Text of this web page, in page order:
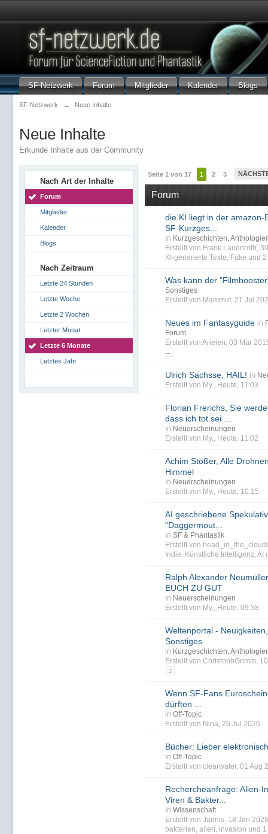
SF-Netzwerk Forum Mitglieder Kalender Blogs
SF-Netzwerk → Neue Inhalte
Neue Inhalte
Erkunde Inhalte aus der Community
Nach Art der Inhalte
Forum
Mitglieder
Kalender
Blogs
Nach Zeitraum
Letzte 24 Stunden
Letzte Woche
Letzte 2 Wochen
Letzter Monat
Letzte 6 Monate
Letztes Jahr
Seite 1 von 17 1 2 3
Forum
die KI liegt in der amazon-
SF-Kurzges...
in Kurzgeschichten,
Erstellt von Frank Lauenroth,
KI-generierte Texte, Fake und
Was kann der
Sonstiges
Erstellt von Mammut, 21 Jul
Neues im Fantasyguide in
Forum
Erstellt von Arielen, 03 Mär
→
Ulrich Sachsse, HAIL! in
Erstellt von My., Heute, 11:03
Florian Frerichs, Sie
dass ich tot sei …
in Neuerscheinungen
Erstellt von My., Heute, 11:02
Achim Stößer, Alle
Himmel
in Neuerscheinungen
Erstellt von My., Heute, 10:15
AI geschriebene
"Daggermout...
in SF & Phantastik
Erstellt von
Indie, Künstliche Intelligenz, AI
Ralph Alexander
EUCH ZU GUT
in Neuerscheinungen
Erstellt von My., Heute, 09:38
Weltenportal -
Sonstiges
in Kurzgeschichten,
Erstellt von ChristophGrimm,
2
Wenn SF-Fans
dürften ...
in Off-Topic
Erstellt von Nina, 26 Jul 2026
Bücher: Lieber
in Off-Topic
Erstellt von clearwater, 01 Aug
Rechercheanfrage: Alien-
Viren & Bakter...
in Wissenschaft
Erstellt von Jannis, 18 Jan
bakterien, alien, invasion und